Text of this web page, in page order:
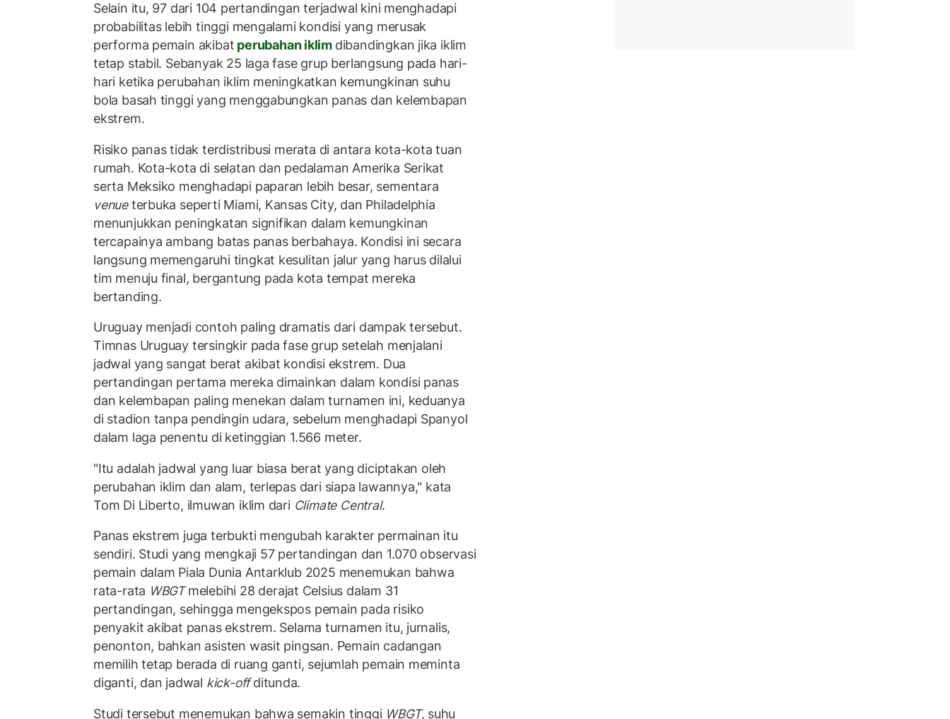
Selain itu, 97 dari 104 pertandingan terjadwal kini menghadapi
probabilitas lebih tinggi mengalami kondisi yang merusak
performa pemain akibat perubahan iklim dibandingkan jika iklim
tetap stabil. Sebanyak 25 laga fase grup berlangsung pada hari-
hari ketika perubahan iklim meningkatkan kemungkinan suhu
bola basah tinggi yang menggabungkan panas dan kelembapan
ekstrem.
Risiko panas tidak terdistribusi merata di antara kota-kota tuan
rumah. Kota-kota di selatan dan pedalaman Amerika Serikat
serta Meksiko menghadapi paparan lebih besar, sementara
venueterbuka seperti Miami, Kansas City, dan Philadelphia
menunjukkan peningkatan signifikan dalam kemungkinan
tercapainya ambang batas panas berbahaya. Kondisi ini secara
langsung memengaruhi tingkat kesulitan jalur yang harus dilalui
tim menuju final, bergantung pada kota tempat mereka
bertanding.
Uruguay menjadi contoh paling dramatis dari dampak tersebut.
Timnas Uruguay tersingkir pada fase grup setelah menjalani
jadwal yang sangat berat akibat kondisi ekstrem. Dua
pertandingan pertama mereka dimainkan dalam kondisi panas
dan kelembapan paling menekan dalam turnamen ini, keduanya
di stadion tanpa pendingin udara, sebelum menghadapi Spanyol
dalam laga penentu di ketinggian 1.566 meter.
"Itu adalah jadwal yang luar biasa berat yang diciptakan oleh
perubahan iklim dan alam, terlepas dari siapa lawannya," kata
Tom Di Liberto, ilmuwan iklim dari Climate Central.
Panas ekstrem juga terbukti mengubah karakter permainan itu
sendiri. Studi yang mengkaji 57 pertandingan dan 1.070 observasi
pemain dalam Piala Dunia Antarklub 2025 menemukan bahwa
rata-rata WBGTmelebihi 28 derajat Celsius dalam 31
pertandingan, sehingga mengekspos pemain pada risiko
penyakit akibat panas ekstrem. Selama turnamen itu, jurnalis,
penonton, bahkan asisten wasit pingsan. Pemain cadangan
memilih tetap berada di ruang ganti, sejumlah pemain meminta
diganti, dan jadwal kick-offditunda.
Studi tersebut menemukan bahwa semakin tinggi WBGT, suhu